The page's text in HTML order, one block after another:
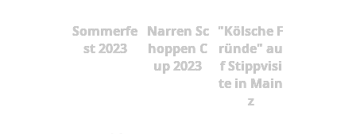
Sommerfe
st 2023
Narren Sc
hoppen C
up 2023
"Kölsche F
ründe" au
f Stippvisi
te in Main
z